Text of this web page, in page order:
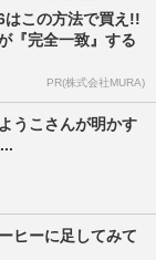
はこの方法で買え!!
『完全一致』する
PR(株式会社MURA)
うこさんが明かす
ヒーに足してみて